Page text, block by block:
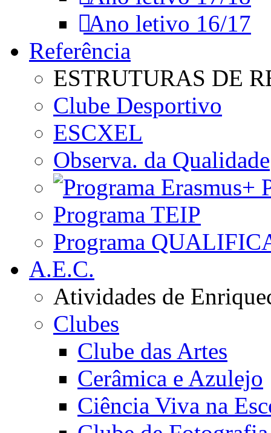
Ano letivo 16/17
Referência
ESTRUTURAS DE
Clube Desportivo
ESCXEL
Observa. da Qualidade
Programa TEIP
Programa
A.E.C.
Atividades de
Clubes
Clube das Artes
Cerâmica e Azulejo
Ciência Viva na